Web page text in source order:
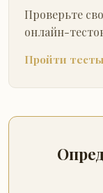
Проверьте
онлайн-
Пройти